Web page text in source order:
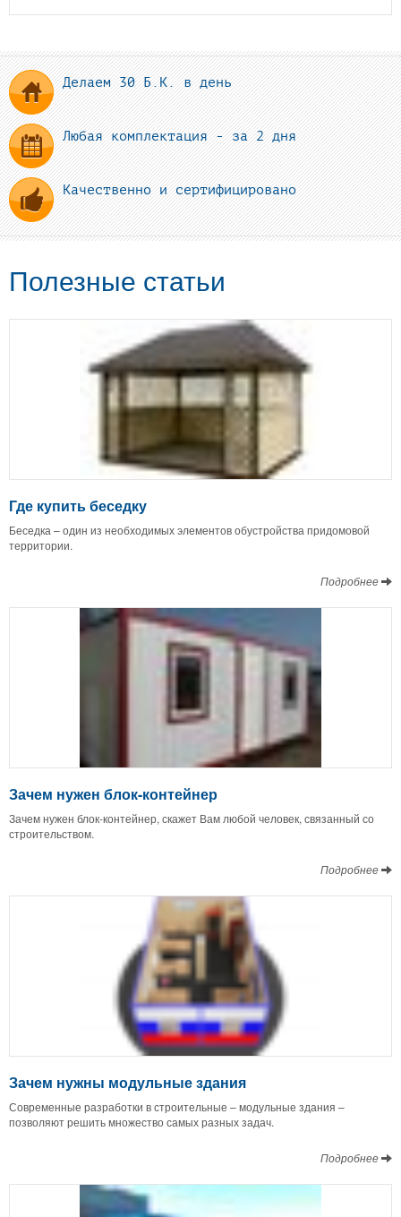
Делаем 30 Б.К. в день
Любая комплектация - за 2 дня
Качественно и сертифицировано
Полезные статьи
Где купить беседку
Беседка – один из необходимых элементов обустройства придомовой
территории.
Подробнее
Зачем нужен блок-контейнер
Зачем нужен блок-контейнер, скажет Вам любой человек, связанный со
строительством.
Подробнее
Зачем нужны модульные здания
Современные разработки в строительные – модульные здания –
позволяют решить множество самых разных задач.
Подробнее